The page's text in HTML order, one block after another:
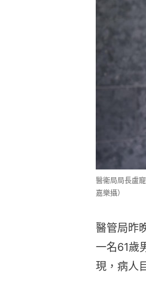
醫衞局局長盧
嘉樂攝）
醫管局昨
一名61歲
現，病人